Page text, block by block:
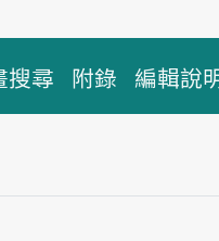
搜尋 附錄 編輯說